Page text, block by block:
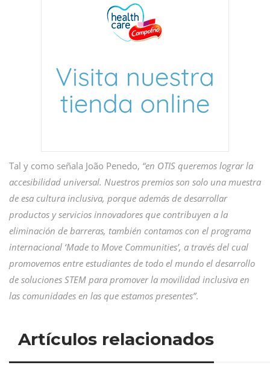
Tal y como señala João Penedo, “en OTIS queremos lograr la
accesibilidad universal. Nuestros premios son solo una muestra
de esa cultura inclusiva, porque además de desarrollar
productos y servicios innovadores que contribuyen a la
eliminación de barreras, también contamos con el programa
internacional ‘Made to Move Communities’, a través del cual
promovemos entre estudiantes de todo el mundo el desarrollo
de soluciones STEM para promover la movilidad inclusiva en
las comunidades en las que estamos presentes”.
Artículos relacionados